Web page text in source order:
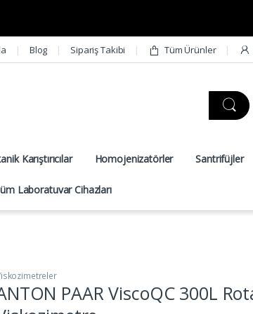
Blog Sipariş Takibi Tüm Ürünler
Karıştırıcılar Homojenizatörler Santrifüjler
Laboratuvar Cihazları
PAAR ViscoQC 300L